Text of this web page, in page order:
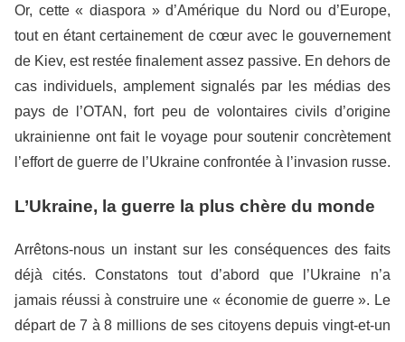
Or, cette « diaspora » d’Amérique du Nord ou d’Europe,
tout en étant certainement de cœur avec le gouvernement
de Kiev, est restée finalement assez passive. En dehors de
cas individuels, amplement signalés par les médias des
pays de l’OTAN, fort peu de volontaires civils d’origine
ukrainienne ont fait le voyage pour soutenir concrètement
l’effort de guerre de l’Ukraine confrontée à l’invasion russe.
L’Ukraine, la guerre la plus chère du monde
Arrêtons-nous un instant sur les conséquences des faits
déjà cités. Constatons tout d’abord que l’Ukraine n’a
jamais réussi à construire une « économie de guerre ». Le
départ de 7 à 8 millions de ses citoyens depuis vingt-et-un